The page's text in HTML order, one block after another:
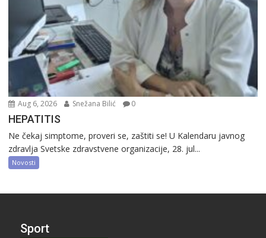
Aug 6, 2026 Snežana Bilić 0
HEPATITIS
Ne čekaj simptome, proveri se, zaštiti se! U Kalendaru javnog
zdravlja Svetske zdravstvene organizacije, 28. jul...
Novosti
Sport